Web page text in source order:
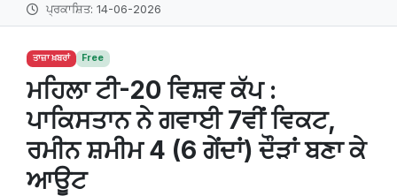
ਪ੍ਰਕਾਸ਼ਿਤ: 14-06-2026
ਤਾਜ਼ਾ ਖ਼ਬਰਾਂ Free
ਮਹਿਲਾ ਟੀ-20 ਵਿਸ਼ਵ ਕੱਪ :
ਪਾਕਿਸਤਾਨ ਨੇ ਗਵਾਈ 7ਵੀਂ ਵਿਕਟ,
ਰਮੀਨ ਸ਼ਮੀਮ 4 (6 ਗੇਂਦਾਂ) ਦੌੜਾਂ ਬਣਾ ਕੇ
ਆਊਟ